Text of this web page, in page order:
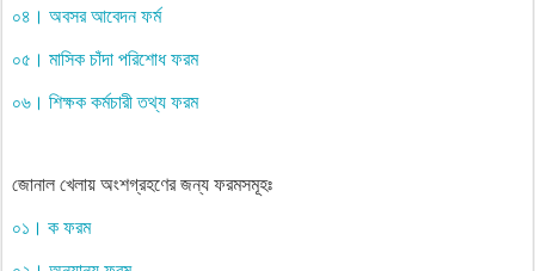
০৪। অবসর আবেদন ফর্ম
০৫। মাসিক চাঁদা পরিশোধ ফরম
০৬। শিক্ষক কর্মচারী তথ্য ফরম
জোনাল খেলায় অংশগ্রহণের জন্য ফরমসমূহঃ
০১। ক ফরম